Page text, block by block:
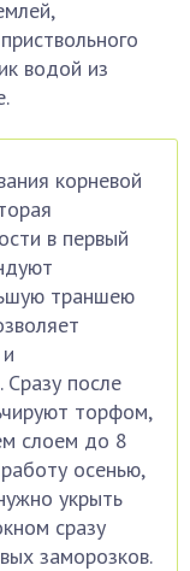
водой из
корневой
в первый
траншею
Сразу после
торфом,
слоем до 8
осенью,
укрыть
сразу
заморозков.